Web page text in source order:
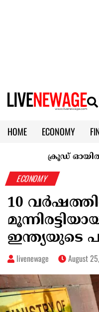
HOME ECONOMY
KERALA @70
ക്രൂഡ് ഓയിൽ
ECONOMY
10
ഇന്ത്യയുടെ
livenewage August